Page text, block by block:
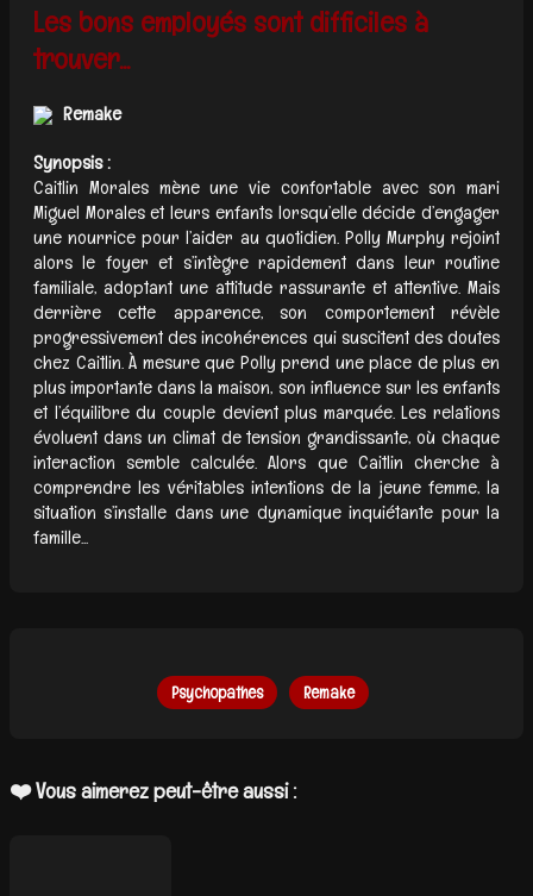
Les bons employés sont difficiles à
trouver...
Remake
Synopsis :
Caitlin Morales mène une vie confortable avec son mari
Miguel Morales et leurs enfants lorsqu’elle décide d’engager
une nourrice pour l’aider au quotidien. Polly Murphy rejoint
alors le foyer et s’intègre rapidement dans leur routine
familiale, adoptant une attitude rassurante et attentive. Mais
derrière cette apparence, son comportement révèle
progressivement des incohérences qui suscitent des doutes
chez Caitlin. À mesure que Polly prend une place de plus en
plus importante dans la maison, son influence sur les enfants
et l’équilibre du couple devient plus marquée. Les relations
évoluent dans un climat de tension grandissante, où chaque
interaction semble calculée. Alors que Caitlin cherche à
comprendre les véritables intentions de la jeune femme, la
situation s’installe dans une dynamique inquiétante pour la
famille...
Psychopathes Remake
❤️ Vous aimerez peut-être aussi :